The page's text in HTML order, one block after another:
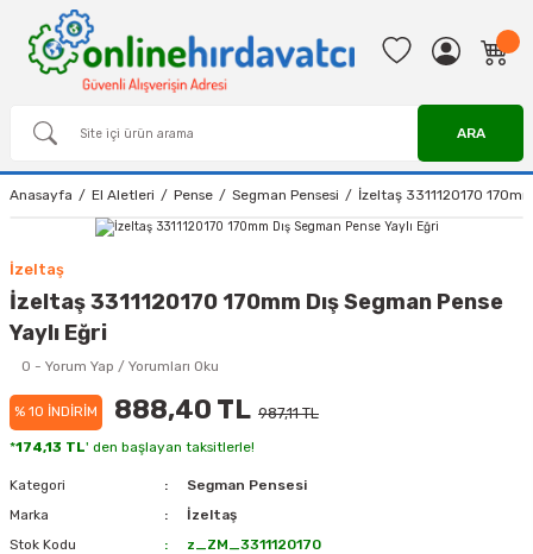
ARA
Anasayfa El Aletleri Pense Segman Pensesi İzeltaş 3311120170
İzeltaş
İzeltaş 3311120170 170mm Dış Segman Pense
Yaylı Eğri
0 - Yorum Yap / Yorumları Oku
% 10 İNDİRİM 888,40 TL 987,11 TL
*174,13 TL' den başlayan taksitlerle!
Kategori
Segman Pensesi
Marka
İzeltaş
Stok Kodu
z_ZM_3311120170